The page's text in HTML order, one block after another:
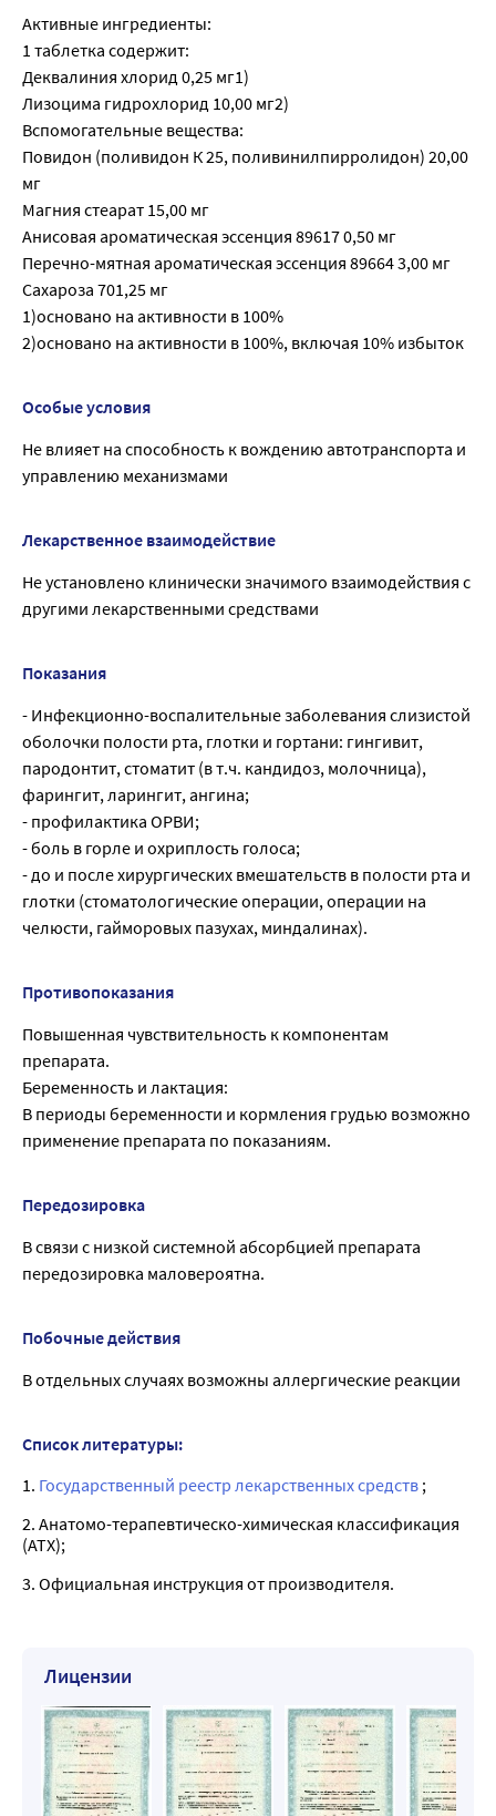
Активные ингредиенты:
1 таблетка содержит:
Деквалиния хлорид 0,25 мг1)
Лизоцима гидрохлорид 10,00 мг2)
Вспомогательные вещества:
Повидон (поливидон К 25, поливинилпирролидон) 20,00
мг
Магния стеарат 15,00 мг
Анисовая ароматическая эссенция 89617 0,50 мг
Перечно-мятная ароматическая эссенция 89664 3,00 мг
Сахароза 701,25 мг
1)основано на активности в 100%
2)основано на активности в 100%, включая 10% избыток
Особые условия
Не влияет на способность к вождению автотранспорта и
управлению механизмами
Лекарственное взаимодействие
Не установлено клинически значимого взаимодействия с
другими лекарственными средствами
Показания
- Инфекционно-воспалительные заболевания слизистой
оболочки полости рта, глотки и гортани: гингивит,
пародонтит, стоматит (в т.ч. кандидоз, молочница),
фарингит, ларингит, ангина;
- профилактика ОРВИ;
- боль в горле и охриплость голоса;
- до и после хирургических вмешательств в полости рта и
глотки (стоматологические операции, операции на
челюсти, гайморовых пазухах, миндалинах).
Противопоказания
Повышенная чувствительность к компонентам
препарата.
Беременность и лактация:
В периоды беременности и кормления грудью возможно
применение препарата по показаниям.
Передозировка
В связи с низкой системной абсорбцией препарата
передозировка маловероятна.
Побочные действия
В отдельных случаях возможны аллергические реакции
Список литературы:
1. Государственный реестр лекарственных средств ;
2. Анатомо-терапевтическо-химическая классификация
(ATX);
3. Официальная инструкция от производителя.
Лицензии